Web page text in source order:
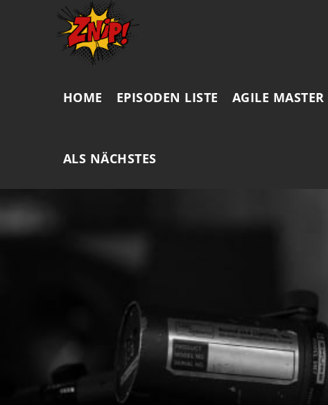
HOME EPISODEN LISTE AGILE MASTER
ALS NÄCHSTES